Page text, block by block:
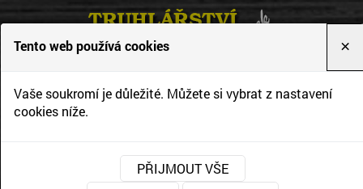
přání
Tento web používá cookies ×
Vaše soukromí je důležité. Můžete si vybrat z nastavení
cookies níže.
PŘIJMOUT VŠE